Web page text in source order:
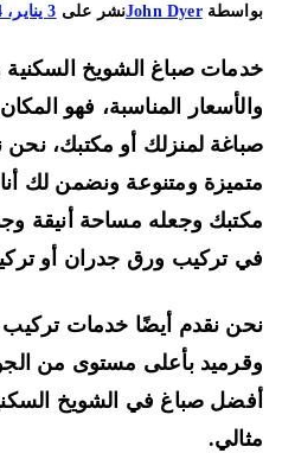
John Dyerنشر على3 يناير، 2024
صباغ الشويخ السكنية هو
المناسبة، فهو المكان
لمنزلك أو مكتبك، نحن
ومتنوعة ونضمن لك
وجعله مساحة أنيقة
تركيب ورق جدران أو تركيب
نقدم أيضًا خدمات تركيب
بأعلى مستوى من الجودة
صباغ في الشويخ السكنية